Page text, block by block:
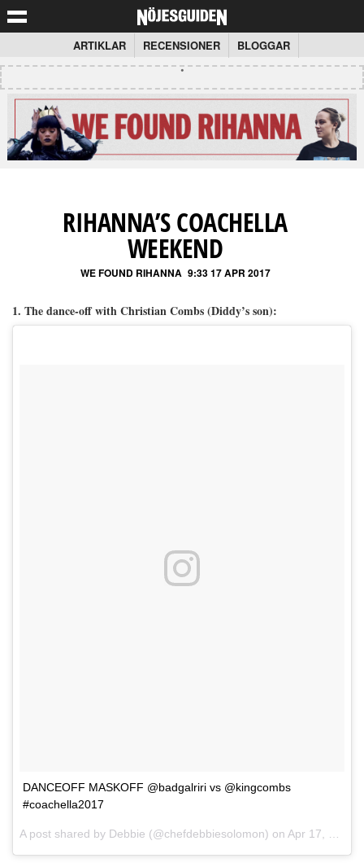
ARTIKLAR RECENSIONER BLOGGAR
RIHANNA’S COACHELLA
WEEKEND
WE FOUND RIHANNA 9:33 17 APR 2017
1. The dance-off with Christian Combs (Diddy’s son):
DANCEOFF MASKOFF @badgalriri vs @kingcombs
#coachella2017
A post shared by Debbie (@chefdebbiesolomon) on Apr 17, 2017 at 11:04am PDT